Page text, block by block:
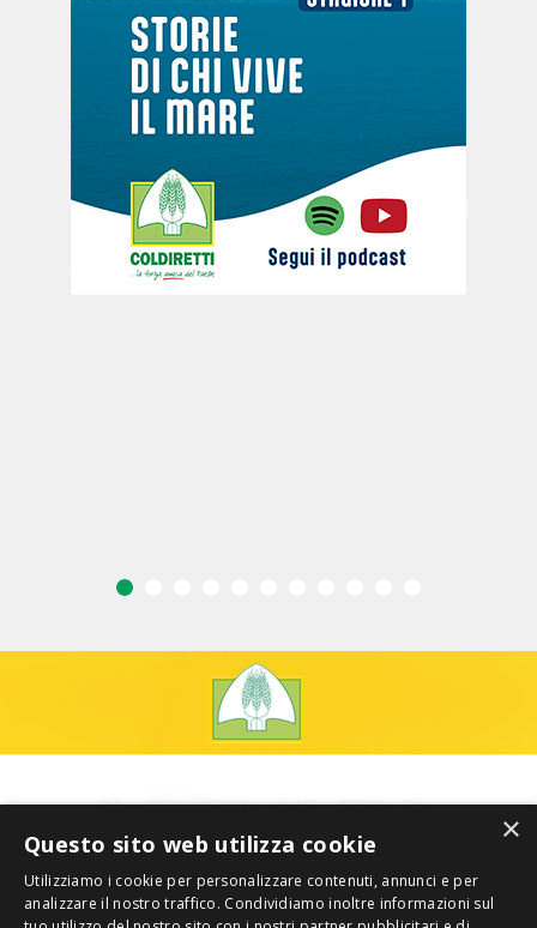
×
Questo sito web utilizza cookie
Utilizziamo i cookie per personalizzare contenuti, annunci e per
analizzare il nostro traffico. Condividiamo inoltre informazioni sul